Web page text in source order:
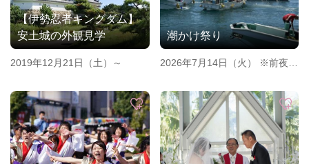
【伊勢忍者キングダム】
安土城の外観見学
2019年12月21日（土）～
潮かけ祭り
2026年7月14日（火） ※前夜祭